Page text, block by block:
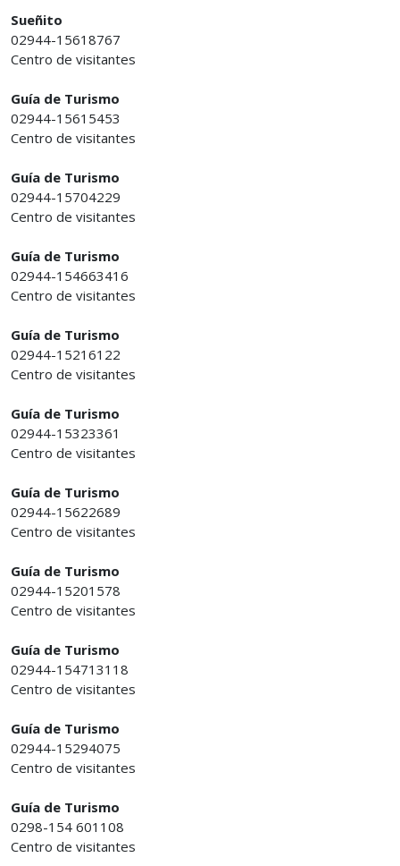
Sueñito
02944-15618767
Centro de visitantes
Guía de Turismo
02944-15615453
Centro de visitantes
Guía de Turismo
02944-15704229
Centro de visitantes
Guía de Turismo
02944-154663416
Centro de visitantes
Guía de Turismo
02944-15216122
Centro de visitantes
Guía de Turismo
02944-15323361
Centro de visitantes
Guía de Turismo
02944-15622689
Centro de visitantes
Guía de Turismo
02944-15201578
Centro de visitantes
Guía de Turismo
02944-154713118
Centro de visitantes
Guía de Turismo
02944-15294075
Centro de visitantes
Guía de Turismo
0298-154 601108
Centro de visitantes